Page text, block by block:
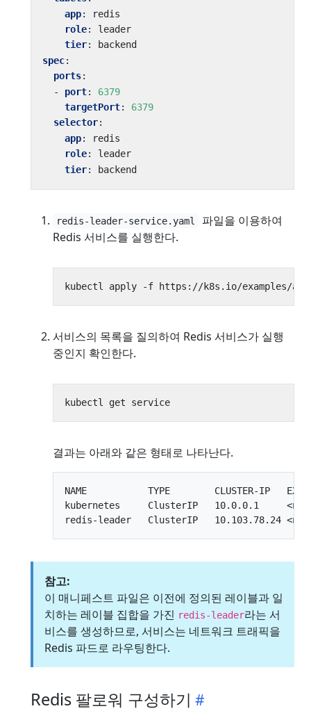
app:
redis
role:
leader
tier:
backend
spec:
ports:
- port:
6379
targetPort:
6379
selector:
app:
redis
role:
leader
tier: backend
redis-leader-service.yaml
파일을 이용하여
Redis 서비스를 실행한다.
서비스의 목록을 질의하여 Redis 서비스가 실행
중인지 확인한다.
결과는 아래와 같은 형태로 나타난다.
NAME           TYPE        CLUSTER-IP
kubernetes     ClusterIP   10.0.0.1
참고:
이 매니페스트 파일은 이전에 정의된 레이블과 일
치하는 레이블 집합을 가진 redis-leader라는 서
비스를 생성하므로, 서비스는 네트워크 트래픽을
Redis 파드로 라우팅한다.
Redis 팔로워 구성하기